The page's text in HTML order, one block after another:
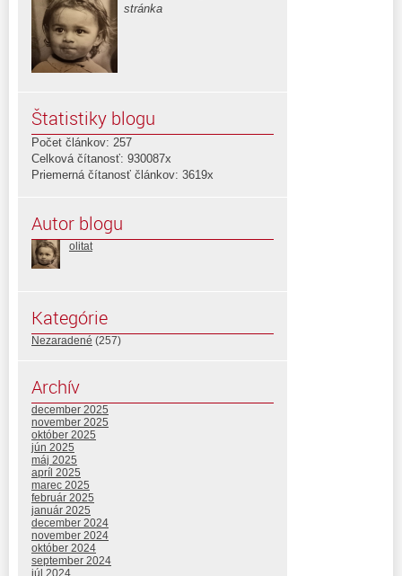
stránka
Štatistiky blogu
Počet článkov: 257
Celková čítanosť: 930087x
Priemerná čítanosť článkov: 3619x
Autor blogu
olitat
Kategórie
Nezaradené (257)
Archív
december 2025
november 2025
október 2025
jún 2025
máj 2025
apríl 2025
marec 2025
február 2025
január 2025
december 2024
november 2024
október 2024
september 2024
júl 2024